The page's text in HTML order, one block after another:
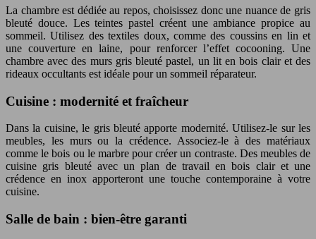
La chambre est dédiée au repos, choisissez donc une nuance de gris
bleuté douce. Les teintes pastel créent une ambiance propice au
sommeil. Utilisez des textiles doux, comme des coussins en lin et
une couverture en laine, pour renforcer l’effet cocooning. Une
chambre avec des murs gris bleuté pastel, un lit en bois clair et des
rideaux occultants est idéale pour un sommeil réparateur.
Cuisine : modernité et fraîcheur
Dans la cuisine, le gris bleuté apporte modernité. Utilisez-le sur les
meubles, les murs ou la crédence. Associez-le à des matériaux
comme le bois ou le marbre pour créer un contraste. Des meubles de
cuisine gris bleuté avec un plan de travail en bois clair et une
crédence en inox apporteront une touche contemporaine à votre
cuisine.
Salle de bain : bien-être garanti